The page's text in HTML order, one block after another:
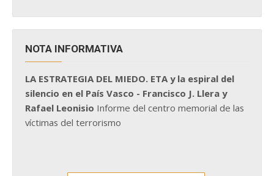
NOTA INFORMATIVA
LA ESTRATEGIA DEL MIEDO. ETA y la espiral del
silencio en el País Vasco - Francisco J. Llera y
Rafael Leonisio Informe del centro memorial de las
víctimas del terrorismo